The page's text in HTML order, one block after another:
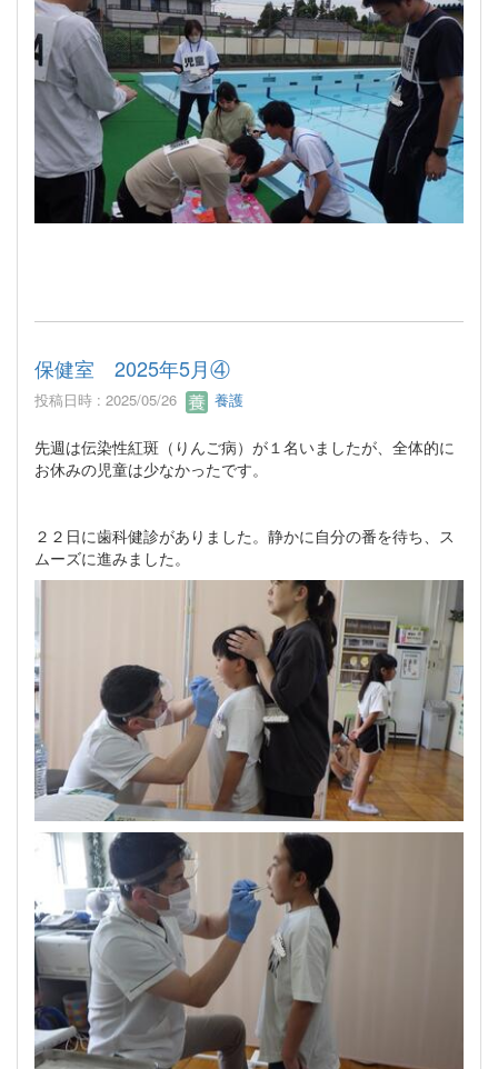
保健室 2025年5月④
投稿日時 : 2025/05/26 養護
先週は伝染性紅斑（りんご病）が１名いましたが、全体的に
お休みの児童は少なかったです。
２２日に歯科健診がありました。静かに自分の番を待ち、ス
ムーズに進みました。